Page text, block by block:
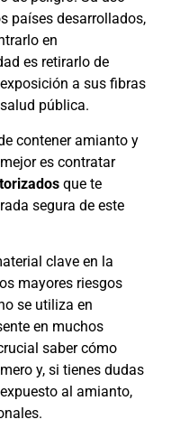
países desarrollados,
en
es retirarlo de
a sus fibras
pública.
contener amianto y
es contratar
que te
segura de este
clave en la
mayores riesgos
se utiliza en
en muchos
saber cómo
y, si tienes dudas
al amianto,